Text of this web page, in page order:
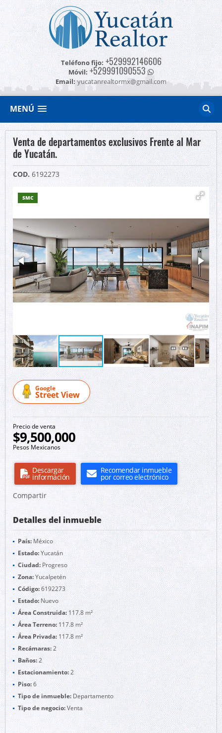
Teléfono fijo: +529992146606
Móvil: +529991090553
Email: yucatanrealtormx@gmail.com
MENÚ
Venta de departamentos exclusivos Frente al Mar
de Yucatán.
COD. 6192273
SMC
Google
Street View
Precio de venta
$9,500,000
Pesos Mexicanos
Descargar
información
Recomendar inmueble
por correo electrónico
Compartir
Detalles del inmueble
País: México
Estado:Yucatán
Ciudad: Progreso
Zona:Yucalpetén
Código:6192273
Estado:Nuevo
Área Construida:117.8 m²
Área Terreno: 117.8 m²
Área Privada: 117.8 m²
Recámaras:2
Baños:2
Estacionamiento:2
Piso:6
Tipo de inmueble: Departamento
Tipo de negocio:Venta